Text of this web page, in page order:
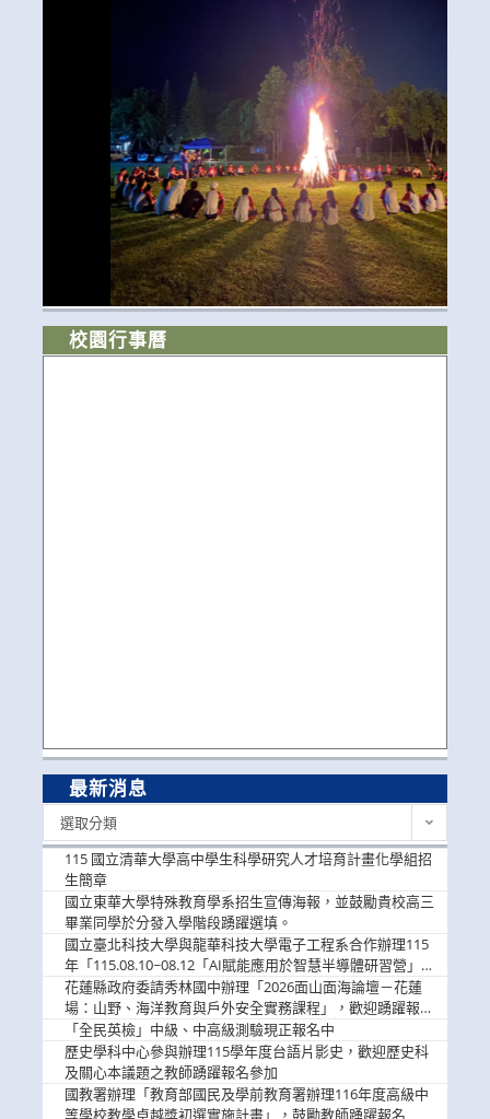
校園行事曆
最新消息
選取分類
115 國立清華大學高中學生科學研究人才培育計畫化學組招
生簡章
國立東華大學特殊教育學系招生宣傳海報，並鼓勵貴校高三
畢業同學於分發入學階段踴躍選填。
國立臺北科技大學與龍華科技大學電子工程系合作辦理115
年「115.08.10~08.12「AI賦能應用於智慧半導體研習營」，
歡迎學生踴躍報名參加
花蓮縣政府委請秀林國中辦理「2026面山面海論壇－花蓮
場：山野、海洋教育與戶外安全實務課程」，歡迎踴躍報名
參加
「全民英檢」中級、中高級測驗現正報名中
歷史學科中心參與辦理115學年度台語片影史，歡迎歷史科
及關心本議題之教師踴躍報名參加
國教署辦理「教育部國民及學前教育署辦理116年度高級中
等學校教學卓越獎初選實施計畫」，鼓勵教師踴躍報名